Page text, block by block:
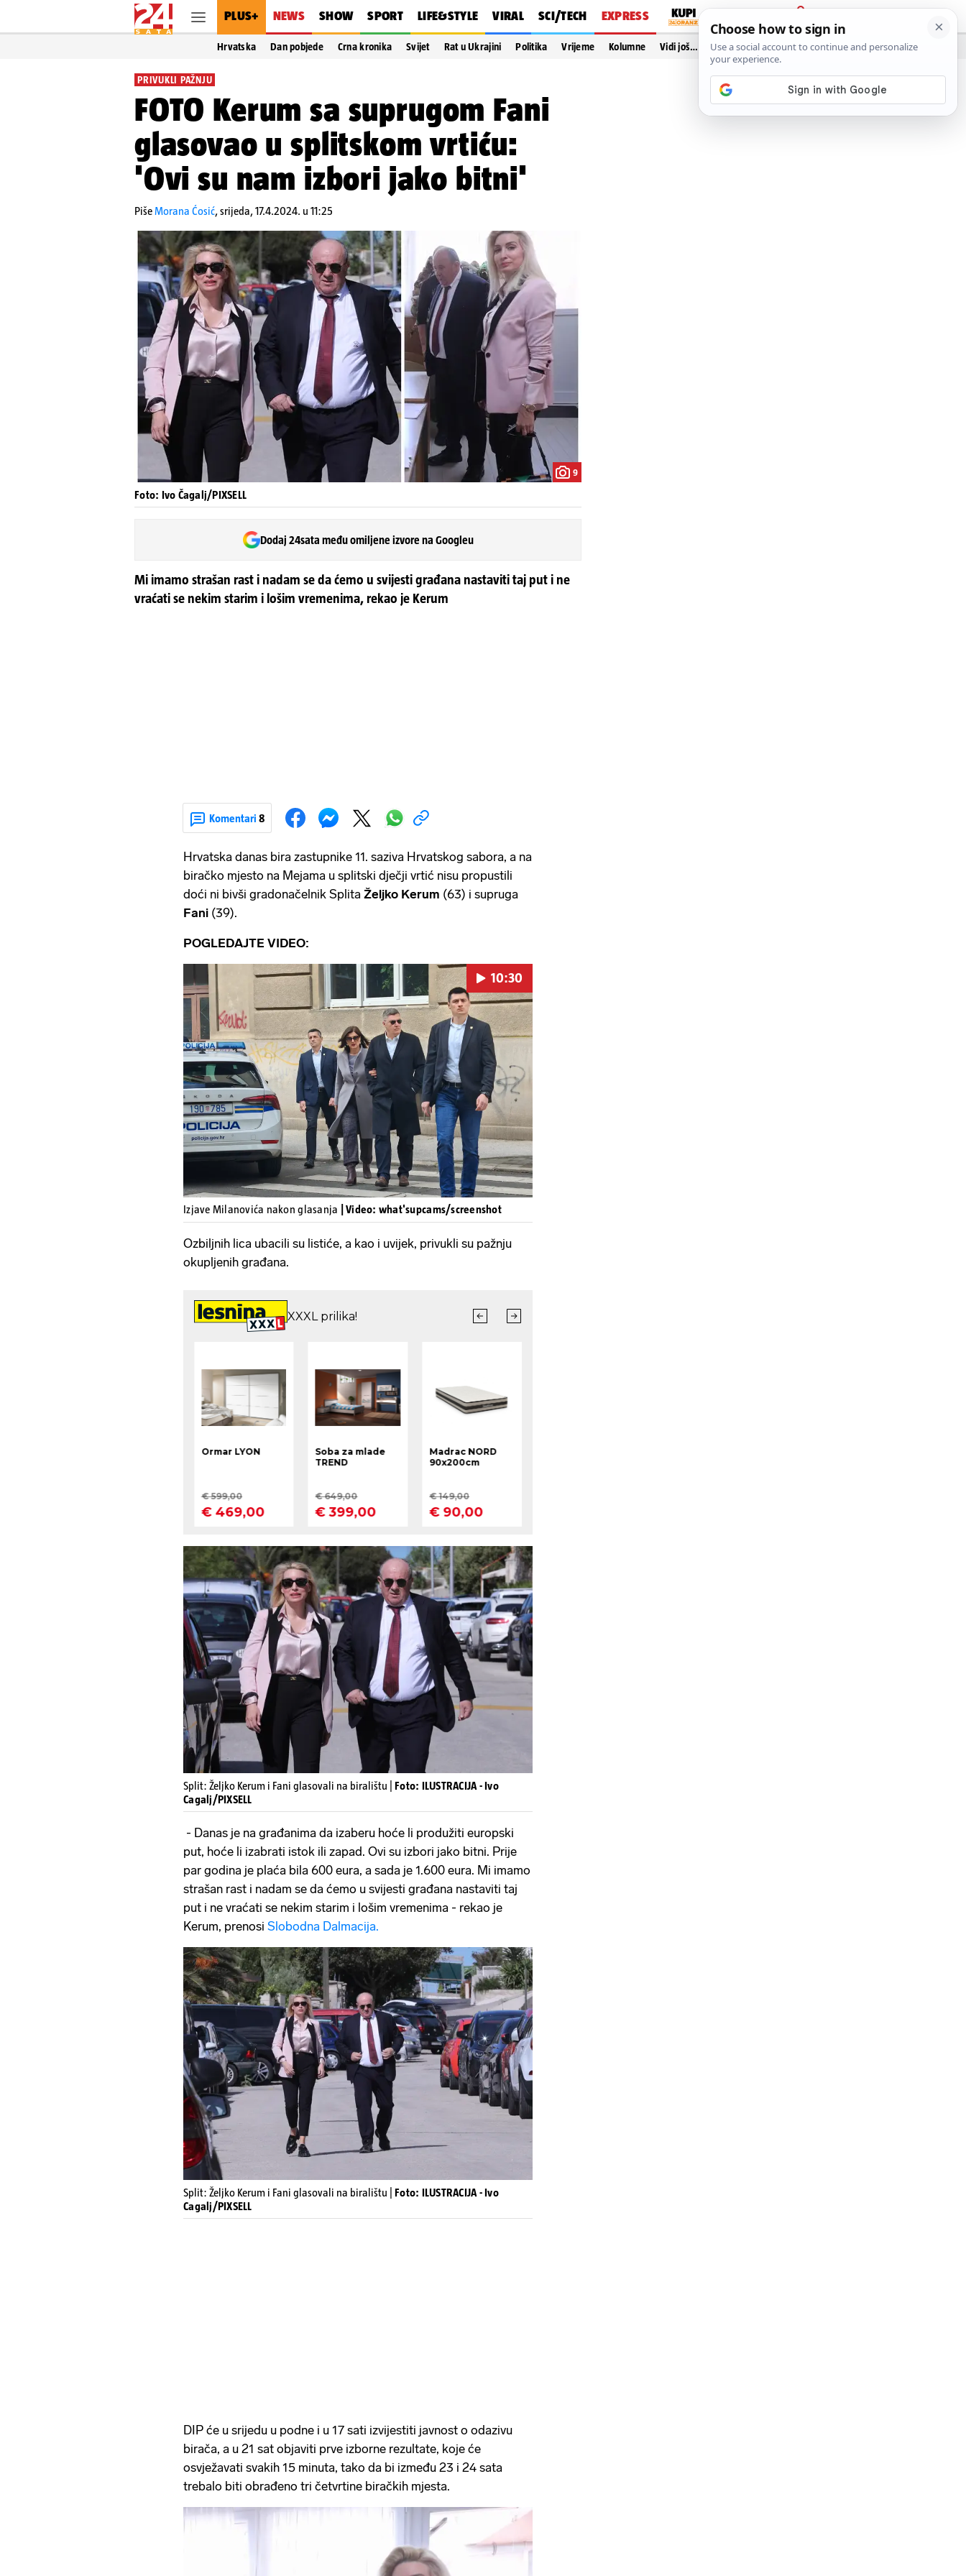
PLUS+ NEWS SHOW SPORT LIFE&STYLE VIRAL SCI/TECH EXPRESS
PRIJAVA
Hrvatska Dan pobjede Crna kronika Svijet Rat u Ukrajini Politika Vrijeme Kolumne Vidi još…
PRIVUKLI PAŽNJU
FOTO Kerum sa suprugom Fani
glasovao u splitskom vrtiću:
'Ovi su nam izbori jako bitni'
PišeMorana Ćosić,srijeda, 17.4.2024. u 11:25
9
Foto: Ivo Čagalj/PIXSELL
Dodaj 24sata među omiljene izvore na Googleu
Mi imamo strašan rast i nadam se da ćemo u svijesti građana nastaviti taj put i ne
vraćati se nekim starim i lošim vremenima, rekao je Kerum
Komentari 8
Hrvatska danas bira zastupnike 11. saziva Hrvatskog sabora, a na
biračko mjesto na Mejama u splitski dječji vrtić nisu propustili
doći ni bivši gradonačelnik Splita Željko Kerum (63) i supruga
Fani (39).
POGLEDAJTE VIDEO:
Pokretanje videa...
10:30
Izjave Milanovića nakon glasanja | Video: what'supcams/screenshot
Ozbiljnih lica ubacili su listiće, a kao i uvijek, privukli su pažnju
okupljenih građana.
Split: Željko Kerum i Fani glasovali na biralištu | Foto: ILUSTRACIJA - Ivo
Cagalj/PIXSELL
- Danas je na građanima da izaberu hoće li produžiti europski
put, hoće li izabrati istok ili zapad. Ovi su izbori jako bitni. Prije
par godina je plaća bila 600 eura, a sada je 1.600 eura. Mi imamo
strašan rast i nadam se da ćemo u svijesti građana nastaviti taj
put i ne vraćati se nekim starim i lošim vremenima - rekao je
Kerum, prenosi Slobodna Dalmacija.
Split: Željko Kerum i Fani glasovali na biralištu | Foto: ILUSTRACIJA - Ivo
Cagalj/PIXSELL
DIP će u srijedu u podne i u 17 sati izvijestiti javnost o odazivu
birača, a u 21 sat objaviti prve izborne rezultate, koje će
osvježavati svakih 15 minuta, tako da bi između 23 i 24 sata
trebalo biti obrađeno tri četvrtine biračkih mjesta.